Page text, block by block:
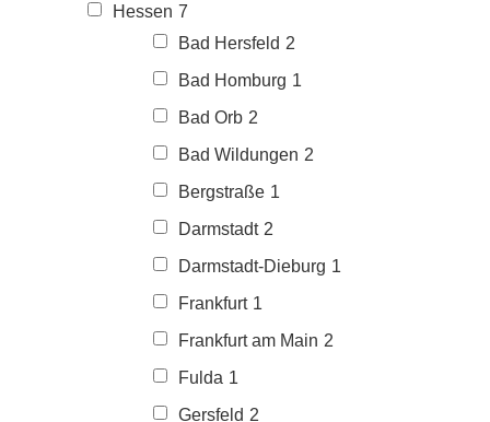
Hessen 7
Bad Hersfeld 2
Bad Homburg 1
Bad Orb 2
Bad Wildungen 2
Bergstraße 1
Darmstadt 2
Darmstadt-Dieburg 1
Frankfurt 1
Frankfurt am Main 2
Fulda 1
Gersfeld 2